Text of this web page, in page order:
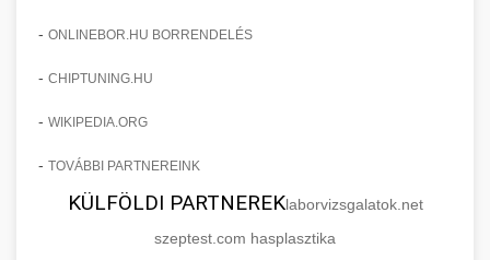
- ONLINEBOR.HU BORRENDELÉS
- CHIPTUNING.HU
- WIKIPEDIA.ORG
- TOVÁBBI PARTNEREINK
KÜLFÖLDI PARTNEREKlaborvizsgalatok.net
szeptest.com hasplasztika